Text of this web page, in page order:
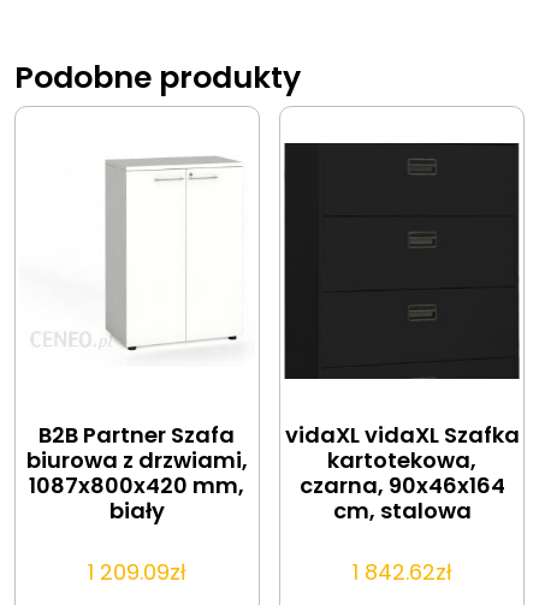
Podobne produkty
B2B Partner Szafa
biurowa z drzwiami,
1087x800x420 mm,
biały
1 209.09zł
vidaXL vidaXL Szafka
kartotekowa,
czarna, 90x46x164
cm, stalowa
1 842.62zł